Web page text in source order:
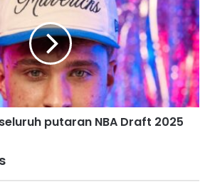
putaran NBA Draft 2025